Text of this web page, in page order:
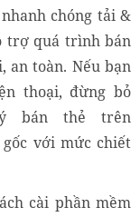
chóng tải &
trợ quá trình bán
an toàn. Nếu bạn
thoại, đừng bỏ
bán thẻ trên
với mức chiết
cài phần mềm